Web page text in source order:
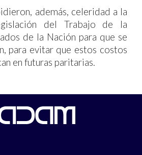
además, celeridad a la
del Trabajo de la
de la Nación para que se
para evitar que estos costos
en futuras paritarias.